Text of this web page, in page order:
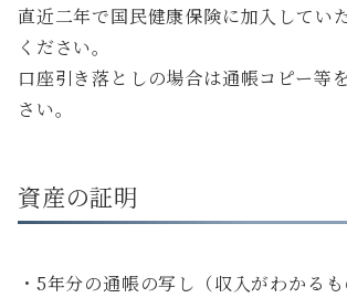
直近二年で国民健康保険に加入してい
ください。
口座引き落としの場合は通帳コピー等
さい。
資産の証明
・5年分の通帳の写し（収入がわかるも